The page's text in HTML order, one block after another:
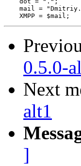
mail =
0.5.0-
Next
alt1
]